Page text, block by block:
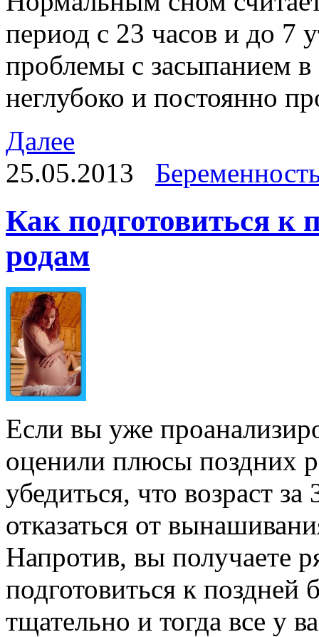
период с 23 часов и до 7
проблемы с засыпанием
неглубоко и постоянно
Далее
25.05.2013
Как подготовиться к
родам
Если вы уже
оценили плюсы поздних
убедиться, что возраст
отказаться от
Напротив, вы получаете
подготовиться к
тщательно и тогда все у